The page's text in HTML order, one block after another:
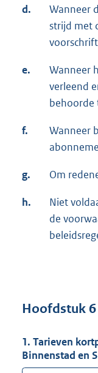
d.
Wanneer
strijd met
e.
Wanneer
verleend
behoorde
f.
Wanneer
g. Om
h.
Niet
de
Hoofdstuk
1. Tarieven
Binnenstad en